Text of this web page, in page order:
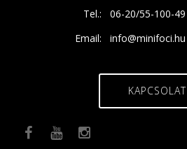
Tel.:
06-20/55-100-49
Email:
info@minifoci.hu
KAPCSOLAT